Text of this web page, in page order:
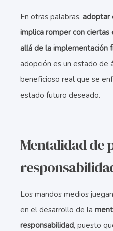
En otras palabras, adoptar
implica romper con
allá de la implementación
adopción es un estado de
beneficioso real que se
estado futuro deseado.
Mentalidad de
Los mandos medios
en el desarrollo de la
responsabilidad, puesto